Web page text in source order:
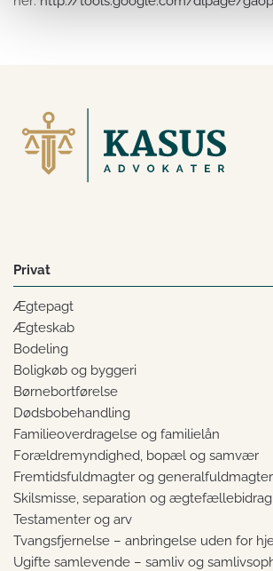
Privat
Ægtepagt
Ægteskab
Bodeling
Boligkøb og byggeri
Børnebortførelse
Dødsbobehandling
Familieoverdragelse og familielån
Forældremyndighed, bopæl og samvær
Fremtidsfuldmagter og generalfuldmagter
Skilsmisse, separation og ægtefællebidrag
Testamenter og arv
Tvangsfjernelse – anbringelse uden for
Ugifte samlevende – samliv og